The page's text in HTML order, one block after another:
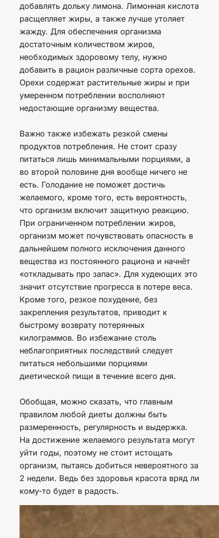
добавлять дольку лимона. Лимонная кислота
расщепляет жиры, а также лучше утоляет
жажду. Для обеспечения организма
достаточным количеством жиров,
необходимых здоровому телу, нужно
добавить в рацион различные сорта орехов.
Орехи содержат растительные жиры и при
умеренном потреблении восполняют
недостающие организму вещества.
Важно также избежать резкой смены
продуктов потребления. Не стоит сразу
питаться лишь минимальными порциями, а
во второй половине дня вообще ничего не
есть. Голодание не поможет достичь
желаемого, кроме того, есть вероятность,
что организм включит защитную реакцию.
При ограниченном потреблении жиров,
организм может почувствовать опасность в
дальнейшем полного исключения данного
вещества из постоянного рациона и начнёт
«откладывать про запас». Для худеющих это
значит отсутствие прогресса в потере веса.
Кроме того, резкое похудение, без
закрепления результатов, приводит к
быстрому возврату потерянных
килограммов. Во избежание столь
неблагоприятных последствий следует
питаться небольшими порциями
диетической пищи в течение всего дня.
Обобщая, можно сказать, что главным
правилом любой диеты должны быть
размеренность, регулярность и выдержка.
На достижение желаемого результата могут
уйти годы, поэтому не стоит истощать
организм, пытаясь добиться невероятного за
2 недели. Ведь без здоровья красота вряд ли
кому-то будет в радость.